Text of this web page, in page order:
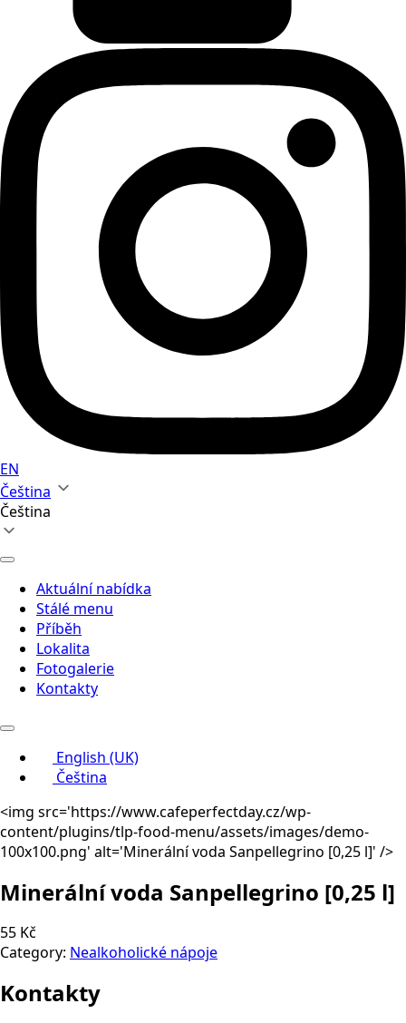
EN
Čeština
Čeština
Aktuální nabídka
Stálé menu
Příběh
Lokalita
Fotogalerie
Kontakty
English (UK)
Čeština
<img src='https://www.cafeperfectday.cz/wp-
content/plugins/tlp-food-menu/assets/images/demo-
100x100.png' alt='Minerální voda Sanpellegrino [0,25 l]' />
Minerální voda Sanpellegrino [0,25 l]
55 Kč
Category: Nealkoholické nápoje
Kontakty